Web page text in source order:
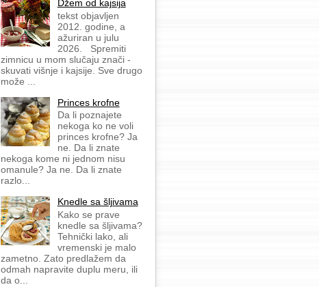
Džem od kajsija
tekst objavljen
2012. godine, a
ažuriran u julu
2026. Spremiti
zimnicu u mom slučaju znači -
skuvati višnje i kajsije. Sve drugo
može ...
Princes krofne
Da li poznajete
nekoga ko ne voli
princes krofne? Ja
ne. Da li znate
nekoga kome ni jednom nisu
omanule? Ja ne. Da li znate
razlo...
Knedle sa šljivama
Kako se prave
knedle sa šljivama?
Tehnički lako, ali
vremenski je malo
zametno. Zato predlažem da
odmah napravite duplu meru, ili
da o...